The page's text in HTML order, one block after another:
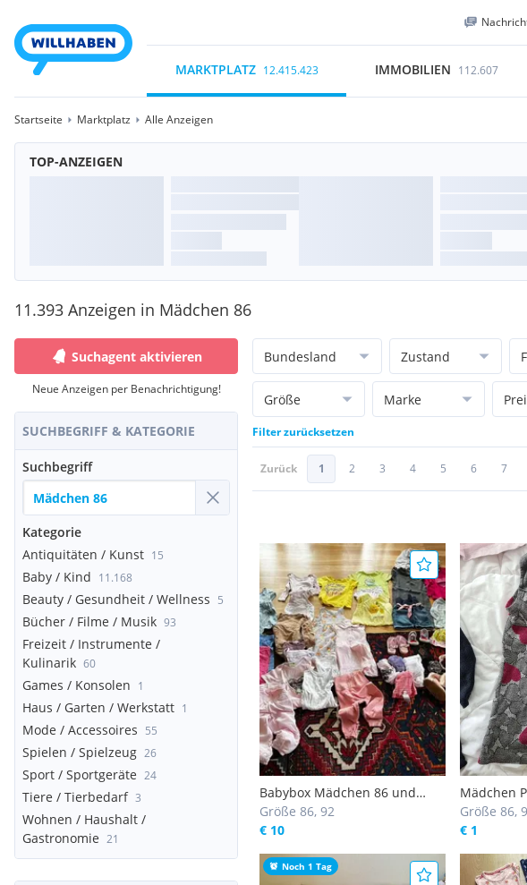
MARKTPLATZ 12.415.423 IMMOBILIEN 112.607
Startseite Marktplatz Alle Anzeigen
TOP-ANZEIGEN
11.393 Anzeigen in Mädchen 86
Suchagent aktivieren
Neue Anzeigen per Benachrichtigung!
SUCHBEGRIFF & KATEGORIE
Suchbegriff
Kategorie
Antiquitäten / Kunst 15
Baby / Kind 11.168
Beauty / Gesundheit / Wellness 5
Bücher / Filme / Musik 93
Freizeit / Instrumente /
Kulinarik 60
Games / Konsolen 1
Haus / Garten / Werkstatt 1
Mode / Accessoires 55
Spielen / Spielzeug 26
Sport / Sportgeräte 24
Tiere / Tierbedarf 3
Wohnen / Haushalt /
Gastronomie 21
Bundesland Zustand
Größe Marke
Filter zurücksetzen
Zurück 1 2 3 4 5 6 7
Babybox Mädchen 86 und
86/92
Größe 86, 92
€ 10
Mädchen
Größe 86,
€ 1
Noch 1 Tag